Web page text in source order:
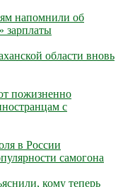
напомнили об
зарплаты
области вновь
пожизненно
с
в России
самогона
кому теперь